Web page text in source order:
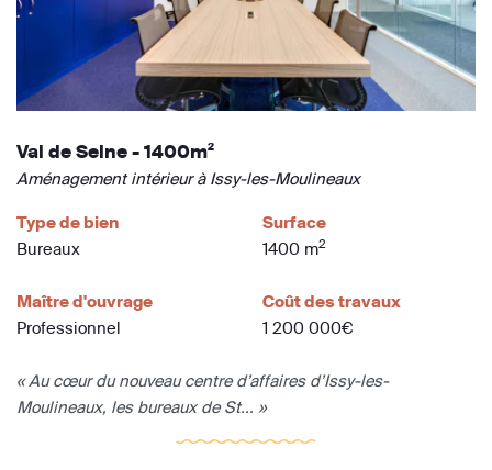
Val de Seine - 1400m²
Aménagement intérieur à Issy-les-Moulineaux
Type de bien
Bureaux
Surface
1400 m2
Maître d'ouvrage
Professionnel
Coût des travaux
1 200 000€
« Au cœur du nouveau centre d’affaires d’Issy-les-
Moulineaux, les bureaux de St... »